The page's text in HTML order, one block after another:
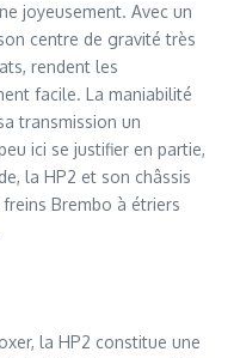
joyeusement. Avec un
centre de gravité très
rendent les
facile. La maniabilité
transmission un
ici se justifier en partie,
la HP2 et son châssis
Brembo à étriers
la HP2 constitue une